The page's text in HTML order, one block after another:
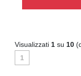
Visualizzati 1 su 10
1